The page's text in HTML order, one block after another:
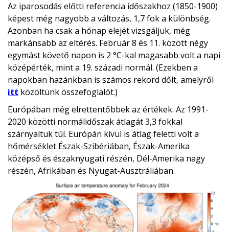
Az iparosodás előtti referencia időszakhoz (1850-1900)
képest még nagyobb a változás, 1,7 fok a különbség.
Azonban ha csak a hónap elejét vizsgáljuk, még
markánsabb az eltérés. Február 8 és 11. között négy
egymást követő napon is 2 °C-kal magasabb volt a napi
középérték, mint a 19. századi normál. (Ezekben a
napokban hazánkban is számos rekord dőlt, amelyről
itt közöltünk összefoglalót.)
Európában még elrettentőbbek az értékek. Az 1991-
2020 közötti normálidőszak átlagát 3,3 fokkal
szárnyaltuk túl. Európán kívül is átlag feletti volt a
hőmérséklet Észak-Szibériában, Észak-Amerika
középső és északnyugati részén, Dél-Amerika nagy
részén, Afrikában és Nyugat-Ausztráliában.